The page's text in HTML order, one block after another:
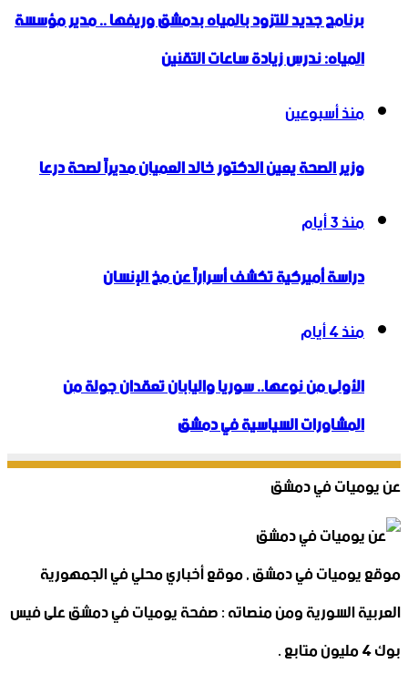
برنامج جديد للتزود بالمياه بدمشق وريفها .. مدير مؤسسة
المياه: ندرس زيادة ساعات التقنين
منذ أسبوعين
وزير الصحة يعين الدكتور خالد العميان مديراً لصحة درعا
منذ 3 أيام
دراسة أميركية تكشف أسراراً عن مخ الإنسان
منذ 4 أيام
الأولى من نوعها.. سوريا واليابان تعقدان جولة من
المشاورات السياسية في دمشق
عن يوميات في دمشق
موقع يوميات في دمشق , موقع أخباري محلي في الجمهورية
العربية السورية ومن منصاته : صفحة يوميات في دمشق على فيس
بوك 4 مليون متابع .